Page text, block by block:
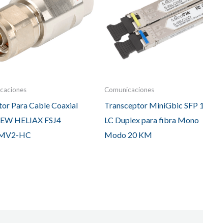
Para Cable Coaxial
HELIAX FSJ4
HC
Comunicaciones
Transceptor MiniGbic SFP
LC Duplex para fibra Mono
Modo 20 KM